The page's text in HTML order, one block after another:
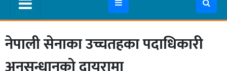
मुख्य
समाचार
कुटनीती
अर्थ
नेपाली सेनाका उच्चतहका पदाधिकारी